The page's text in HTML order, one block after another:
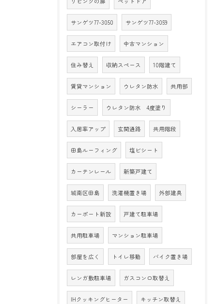
サンゲツ77-3050 サンゲツ77-3059
エアコン取付け 中古マンション
住み替え 収納スペース 10階建て
賃貸マンション ウレタン防水 共用部
シーラー ウレタン防水 4度塗り
入居率アップ 玄関通路 共用階段
田島ルーフィング 塩ビシート
カーテンレール 新築戸建て
城南区田島 洗濯機置き場 外部建具
カーポート新設 戸建て駐車場
共用駐車場 マンション駐車場
部屋を広く トイレ移動 バイク置き場
レンガ敷駐車場 ガスコンロ取替え
IHクッキングヒーター キッチン取替え